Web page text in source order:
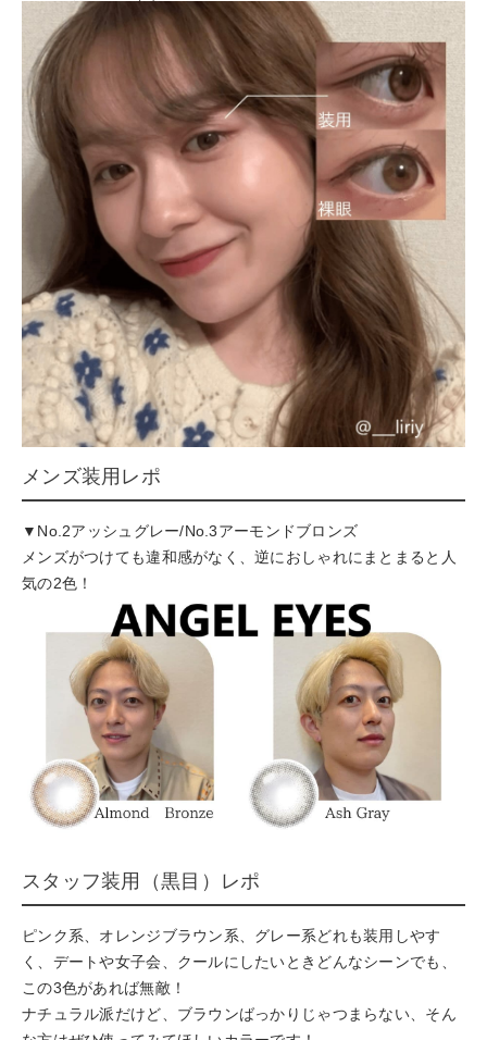
メンズ装用レポ
▼No.2アッシュグレー/No.3アーモンドブロンズ
メンズがつけても違和感がなく、逆におしゃれにまとまると人
気の2色！
スタッフ装用（黒目）レポ
ピンク系、オレンジブラウン系、グレー系どれも装用しやす
く、デートや女子会、クールにしたいときどんなシーンでも、
この3色があれば無敵！
ナチュラル派だけど、ブラウンばっかりじゃつまらない、そん